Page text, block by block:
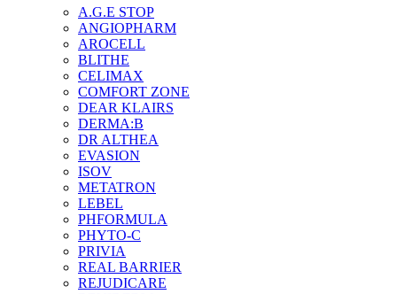
A.G.E STOP
ANGIOPHARM
AROCELL
BLITHE
CELIMAX
COMFORT ZONE
DEAR KLAIRS
DERMA:B
DR ALTHEA
EVASION
ISOV
METATRON
LEBEL
PHFORMULA
PHYTO-C
PRIVIA
REAL BARRIER
REJUDICARE